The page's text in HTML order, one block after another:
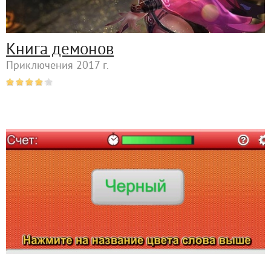
Книга демонов
Приключения 2017 г.